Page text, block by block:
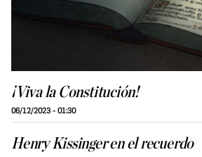
¡Viva la Constitución!
06/12/2023 - 01:30
Henry Kissinger en el recuerdo